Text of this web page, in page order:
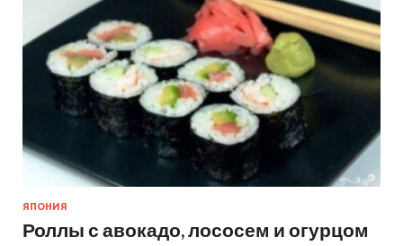
ЯПОНИЯ
Роллы с авокадо, лососем и огурцом